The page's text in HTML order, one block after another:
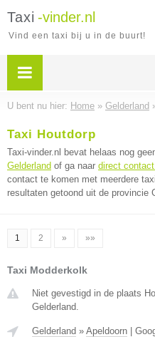
Taxi -vinder.nl
Vind een taxi bij u in de buurt!
U bent nu hier: Home » Gelderland
Taxi Houtdorp
Taxi-vinder.nl bevat helaas nog
Gelderland of ga naar direct
contact te komen met meerdere
resultaten getoond uit de provincie
1 2 » »»
Taxi Modderkolk
Niet gevestigd in de plaats
Gelderland.
Gelderland » Apeldoorn